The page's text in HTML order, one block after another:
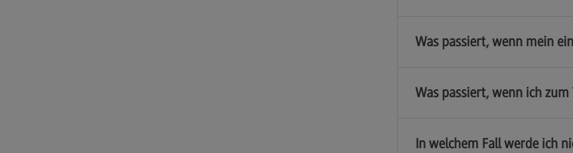
Was passiert, wenn mein
Was passiert, wenn ich zum
In welchem Fall werde ich